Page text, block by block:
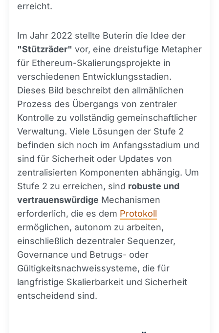
erreicht.
Im Jahr 2022 stellte Buterin die Idee der
"Stützräder" vor, eine dreistufige Metapher
für Ethereum-Skalierungsprojekte in
verschiedenen Entwicklungsstadien.
Dieses Bild beschreibt den allmählichen
Prozess des Übergangs von zentraler
Kontrolle zu vollständig gemeinschaftlicher
Verwaltung. Viele Lösungen der Stufe 2
befinden sich noch im Anfangsstadium und
sind für Sicherheit oder Updates von
zentralisierten Komponenten abhängig. Um
Stufe 2 zu erreichen, sind robuste und
vertrauenswürdige Mechanismen
erforderlich, die es dem Protokoll
ermöglichen, autonom zu arbeiten,
einschließlich dezentraler Sequenzer,
Governance und Betrugs- oder
Gültigkeitsnachweissysteme, die für
langfristige Skalierbarkeit und Sicherheit
entscheidend sind.